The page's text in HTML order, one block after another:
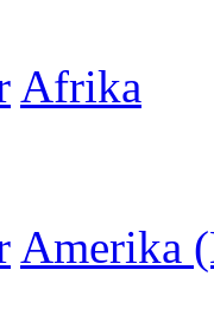
Afrika
Amerika